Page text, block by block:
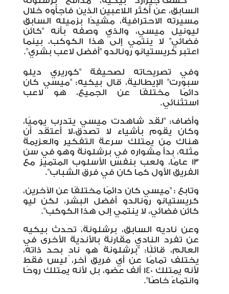
السابق، عن أكثر اللاعبين الذين فاجأوه خلال
مسيرته الاحترافية، مشيدًا بزميله السابق
ليونيل ميسي، والذي وصفه بأنه "كائن
فضائي" لا ينتمي إلى هذا الكوكب، بينما
اعتبر كريستيانو رونالدو "أفضل لاعب بشري".
وفي تصريحاته لصحيفة "كوريري ديلو
سبورت" الإيطالية، قال بيكيه: "ميسي كان
دائمًا مختلفًا عن الجميع، هو لاعب
استثنائي.
وأضاف: "لقد شاهدت ميسي يتدرب يوميًا،
وكان يقوم بأشياء لا تصدق،لا أعتقد أن
هناك من يمتلك سرعة التفكير والعزيمة
مثله، بدأ مشواره في برشلونة وهو في سن
13 عامًا، ولعب بنفس الأسلوب المتميز مع
الفريق الأول كما كان في فرق الشباب".
وتابع : "ميسي كان دائمًا مختلفًا عن الآخرين،
كريستيانو رونالدو أفضل البشر، لكن ليو
كائن فضائي، لا ينتمي إلى هذا الكوكب".
وعن ناديه السابق، برشلونة، تحدث بيكيه
عن تفرد النادي مقارنة بالأندية الأخرى في
العالم، قائلًا: "برشلونة هو نادٍ بحد ذاته،
يختلف تمامًا عن أي فريق آخر، ليس فقط
لأنه يمتلك 140 ألف عضو، بل لأنه يمتلك روحًا
وانتماءً خاصًا".